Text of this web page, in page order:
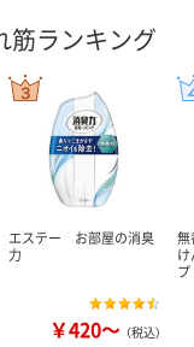
筋ランキング
エステー お部屋の消臭
力
￥420～ （税込）